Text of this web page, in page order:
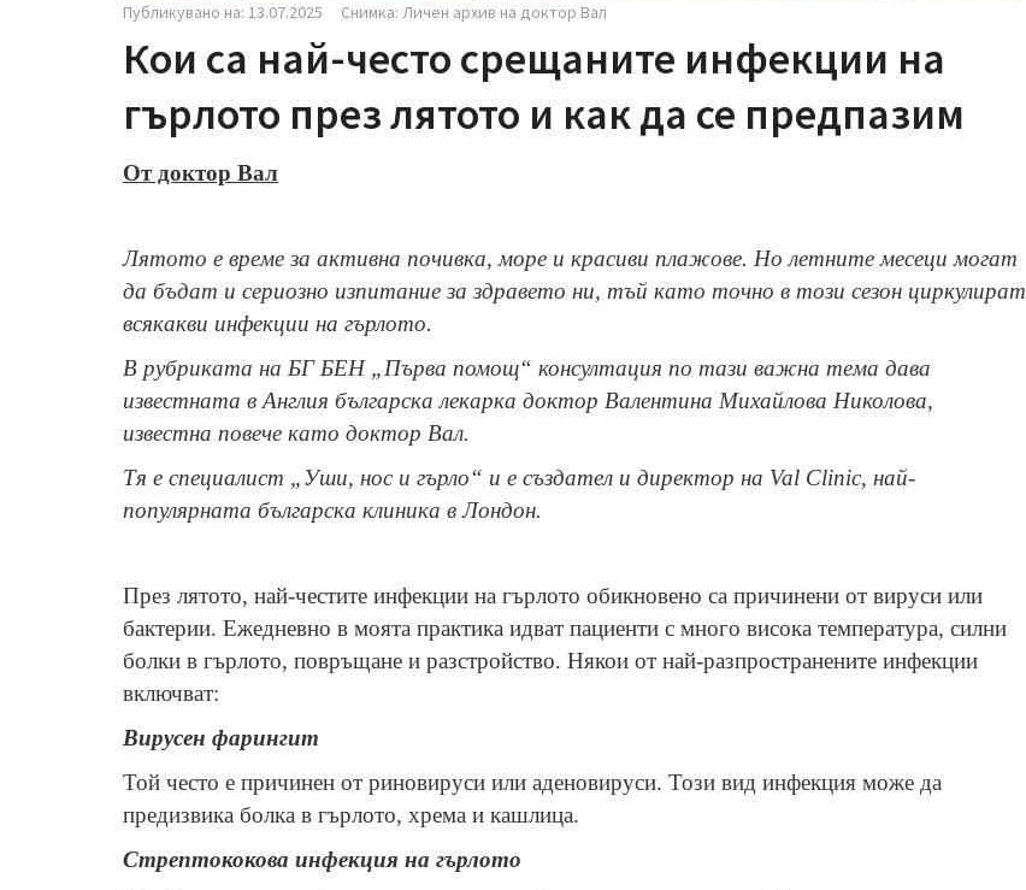
Публикувано на: 13.07.2025 Снимка: Личен архив на доктор Вал
Кои са най-често срещаните инфекции на
гърлото през лятото и как да се предпазим
От доктор Вал
Лятото е време за активна почивка, море и красиви плажове. Но летните месеци могат
да бъдат и сериозно изпитание за здравето ни, тъй като точно в този сезон циркулират
всякакви инфекции на гърлото.
В рубриката на БГ БЕН „Първа помощ“ консултация по тази важна тема дава
известната в Англия българска лекарка доктор Валентина Михайлова Николова,
известна повече като доктор Вал.
Тя е специалист „Уши, нос и гърло“ и е създател и директор на Val Clinic, най-
популярната българска клиника в Лондон.
През лятото, най-честите инфекции на гърлото обикновено са причинени от вируси или
бактерии. Ежедневно в моята практика идват пациенти с много висока температура, силни
болки в гърлото, повръщане и разстройство. Някои от най-разпространените инфекции
включват:
Вирусен фарингит
Той често е причинен от риновируси или аденовируси. Този вид инфекция може да
предизвика болка в гърлото, хрема и кашлица.
Стрептококова инфекция на гърлото